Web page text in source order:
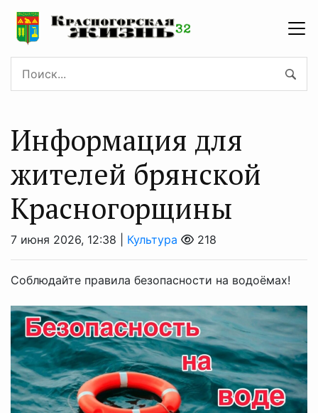
Информация для
жителей брянской
Красногорщины
7 июня 2026, 12:38 | Культура 218
Соблюдайте правила безопасности на водоёмах!